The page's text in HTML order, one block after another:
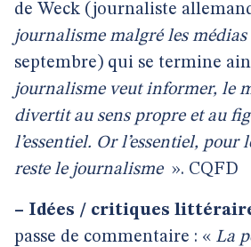
de Weck (journaliste
journalisme malgré les médias
septembre) qui se termine
journalisme veut informer, le
divertit au sens propre et au
l’essentiel. Or l’essentiel, pour
reste le journalisme ». CQFD
– Idées / critiques
passe de commentaire : « La